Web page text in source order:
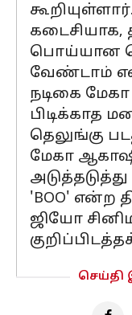
கூறியுள்ளார்.
கடைசியாக,
பொய்யான
வேண்டாம்
நடிகை
பிடிக்காத
தெலுங்கு
மேகா
'BOO' என்ற
ஜியோ
செய்தி